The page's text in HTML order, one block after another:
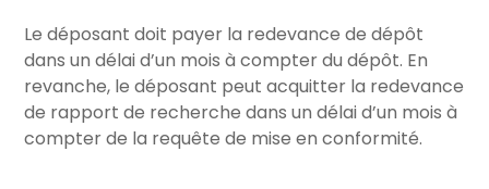
Le déposant doit payer la redevance de dépôt
dans un délai d’un mois à compter du dépôt. En
revanche, le déposant peut acquitter la redevance
de rapport de recherche dans un délai d’un mois à
compter de la requête de mise en conformité.